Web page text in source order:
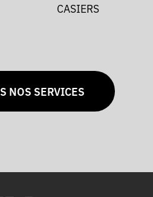
CASIERS
NOS SERVICES